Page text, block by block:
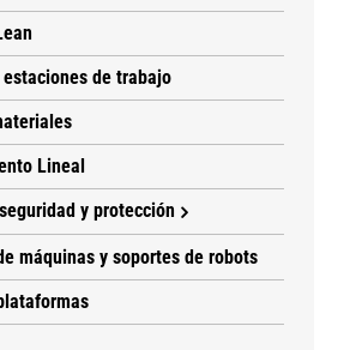
estaciones de trabajo
Lineal
y protección
máquinas y soportes de robots